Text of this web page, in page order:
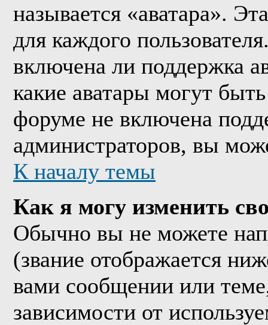
называется «аватара».
для каждого
включена ли поддержка
какие аватары могут
форуме не включена
администраторов, вы
К началу темы
Как я могу изменить
Обычно вы не можете
(звание отображается
вами сообщении или
зависимости от